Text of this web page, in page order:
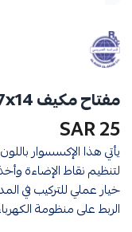
مفتاح مكيف 7x14 ذهبي RV الرائد العربي
25 SAR
لتنظيم نقاط الإضاءة
خيار عملي للتركيب في
الربط على منظومة